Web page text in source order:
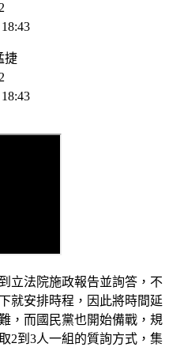
捷
立法院施政報告並詢答，不
就安排時程，因此將時間延
，而國民黨也開始備戰，規
2到3人一組的質詢方式，集